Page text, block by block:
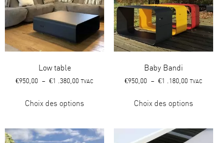
Low table
€950,00 – €1 .380,00 TVAC
Choix des options
Baby Bandi
€950,00 – €1 .180,00 TVAC
Choix des options